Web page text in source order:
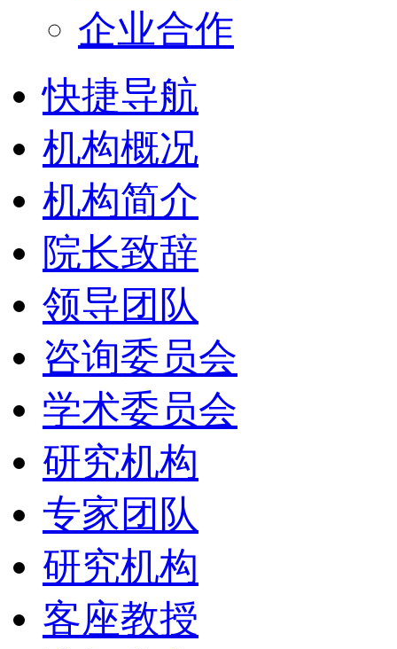
企业合作
快捷导航
机构概况
机构简介
院长致辞
领导团队
咨询委员会
学术委员会
研究机构
专家团队
研究机构
客座教授